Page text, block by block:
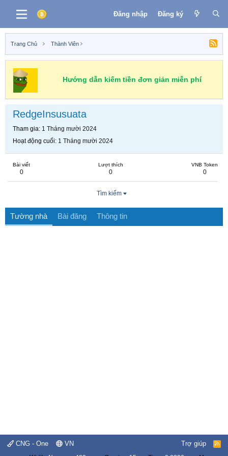
Đăng nhập Đăng ký
Trang Chủ Thành Viên
Hướng dẫn kiếm tiền đơn giản miễn phí
RedgeInsusuata
Tham gia 1 Tháng mười 2024
Hoạt động cuối 1 Tháng mười 2024
Bài viết
0
Lượt thích
0
VNB Token
0
Tìm kiếm
Tường nhà Bài đăng Thông tin
CNG - One VN Trợ giúp
R